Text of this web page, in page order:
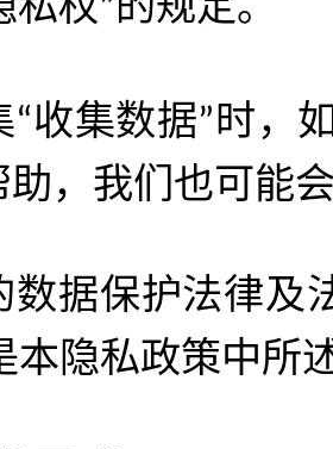
”
“收集数据” 时，
助，我们也可能
数据保护法律及
本隐私政策中所